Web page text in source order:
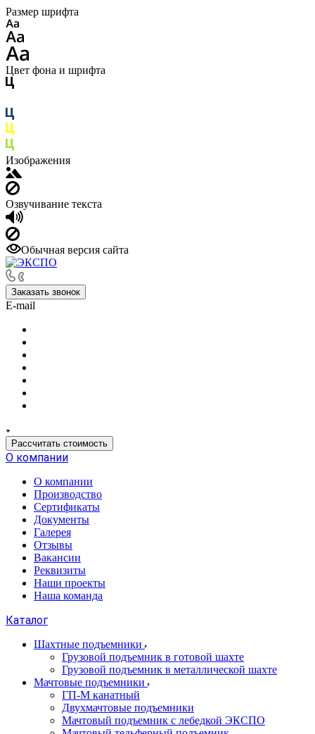
Размер шрифта
Цвет фона и шрифта
Изображения
Озвучивание текста
Обычная версия сайта
Заказать звонок
E-mail
Рассчитать стоимость
О компании
О компании
Производство
Сертификаты
Документы
Галерея
Отзывы
Вакансии
Реквизиты
Наши проекты
Наша команда
Каталог
Шахтные подъемники
Грузовой подъемник в готовой шахте
Грузовой подъемник в металлической шахте
Мачтовые подъемники
ГП-М канатный
Двухмачтовые подъемники
Мачтовый подъемник с лебедкой ЭКСПО